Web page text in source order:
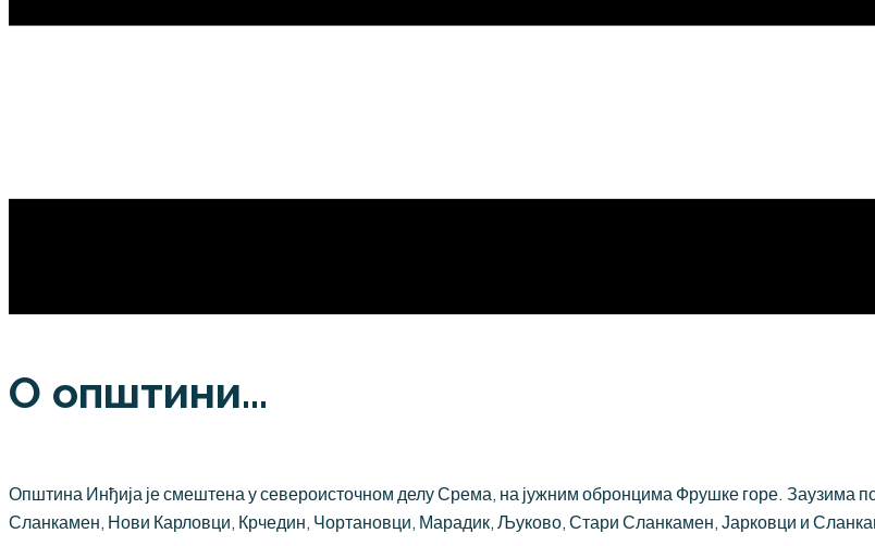
О општини...
Општина Инђија је смештена у североисточном делу Срема, на јужним обронцима Фрушке горе. Заузима
Сланкамен, Нови Карловци, Крчедин, Чортановци, Марадик, Љуково, Стари Сланкамен, Јарковци и